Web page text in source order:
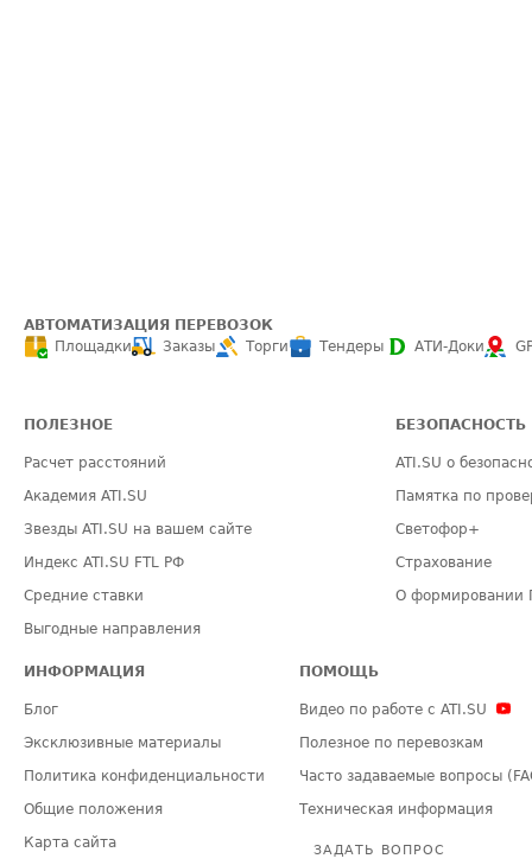
АВТОМАТИЗАЦИЯ ПЕРЕВОЗОК
Площадки
Заказы Торги Тендеры АТИ-Доки
ПОЛЕЗНОЕ
Расчет расстояний
Академия ATI.SU
Звезды ATI.SU на вашем сайте
Индекс ATI.SU FTL РФ
Средние ставки
Выгодные направления
БЕЗОПАСНОСТЬ
ATI.SU о
Памятка по
Светофор+
Страхование
О формировании
ИНФОРМАЦИЯ
Блог
Эксклюзивные материалы
Политика конфиденциальности
Общие положения
Карта сайта
ПОМОЩЬ
Видео по работе с ATI.SU
Полезное по перевозкам
Часто задаваемые вопросы
Техническая информация
ЗАДАТЬ ВОПРОС